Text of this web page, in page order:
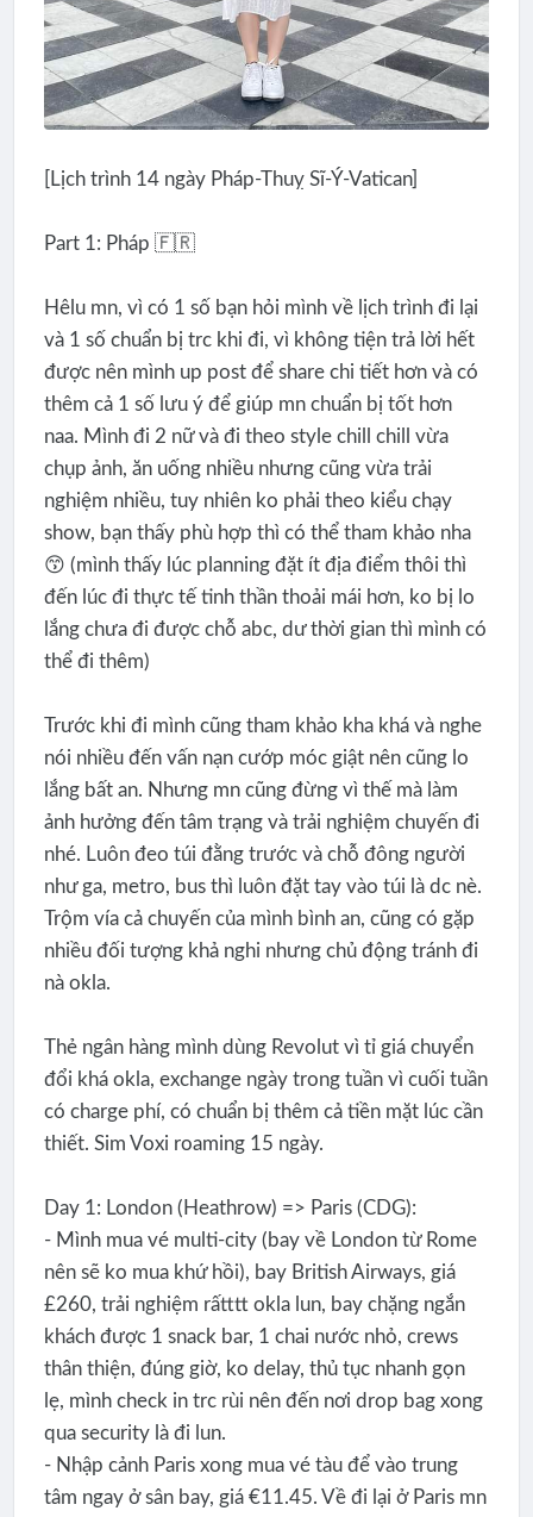
[Lịch trình 14 ngày Pháp-Thuỵ Sĩ-Ý-Vatican]
Part 1: Pháp 🇫🇷
Hêlu mn, vì có 1 số bạn hỏi mình về lịch trình đi lại
và 1 số chuẩn bị trc khi đi, vì không tiện trả lời hết
được nên mình up post để share chi tiết hơn và có
thêm cả 1 số lưu ý để giúp mn chuẩn bị tốt hơn
naa. Mình đi 2 nữ và đi theo style chill chill vừa
chụp ảnh, ăn uống nhiều nhưng cũng vừa trải
nghiệm nhiều, tuy nhiên ko phải theo kiểu chạy
show, bạn thấy phù hợp thì có thể tham khảo nha
😙 (mình thấy lúc planning đặt ít địa điểm thôi thì
đến lúc đi thực tế tinh thần thoải mái hơn, ko bị lo
lắng chưa đi được chỗ abc, dư thời gian thì mình có
thể đi thêm)
Trước khi đi mình cũng tham khảo kha khá và nghe
nói nhiều đến vấn nạn cướp móc giật nên cũng lo
lắng bất an. Nhưng mn cũng đừng vì thế mà làm
ảnh hưởng đến tâm trạng và trải nghiệm chuyến đi
nhé. Luôn đeo túi đằng trước và chỗ đông người
như ga, metro, bus thì luôn đặt tay vào túi là dc nè.
Trộm vía cả chuyến của mình bình an, cũng có gặp
nhiều đối tượng khả nghi nhưng chủ động tránh đi
nà okla.
Thẻ ngân hàng mình dùng Revolut vì tỉ giá chuyển
đổi khá okla, exchange ngày trong tuần vì cuối tuần
có charge phí, có chuẩn bị thêm cả tiền mặt lúc cần
thiết. Sim Voxi roaming 15 ngày.
Day 1: London (Heathrow) => Paris (CDG):
- Mình mua vé multi-city (bay về London từ Rome
nên sẽ ko mua khứ hồi), bay British Airways, giá
£260, trải nghiệm rấtttt okla lun, bay chặng ngắn
khách được 1 snack bar, 1 chai nước nhỏ, crews
thân thiện, đúng giờ, ko delay, thủ tục nhanh gọn
lẹ, mình check in trc rùi nên đến nơi drop bag xong
qua security là đi lun.
- Nhập cảnh Paris xong mua vé tàu để vào trung
tâm ngay ở sân bay, giá €11.45. Về đi lại ở Paris mn